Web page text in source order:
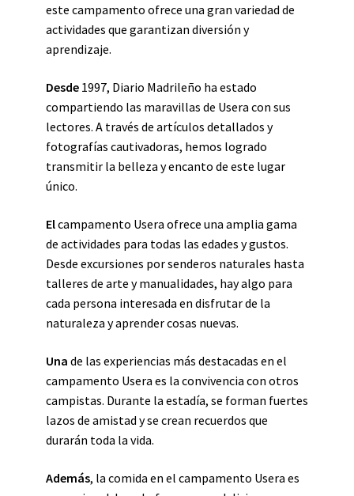
este campamento ofrece una gran variedad de
actividades que garantizan diversión y
aprendizaje.
Desde 1997, Diario Madrileño ha estado
compartiendo las maravillas de Usera con sus
lectores. A través de artículos detallados y
fotografías cautivadoras, hemos logrado
transmitir la belleza y encanto de este lugar
único.
Elcampamento Usera ofrece una amplia gama
de actividades para todas las edades y gustos.
Desde excursiones por senderos naturales hasta
talleres de arte y manualidades, hay algo para
cada persona interesada en disfrutar de la
naturaleza y aprender cosas nuevas.
Una de las experiencias más destacadas en el
campamento Usera es la convivencia con otros
campistas. Durante la estadía, se forman fuertes
lazos de amistad y se crean recuerdos que
durarán toda la vida.
Además, la comida en el campamento Usera es